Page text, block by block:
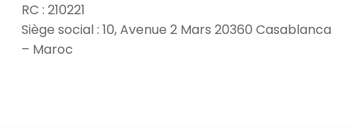
RC : 210221
Siège social : 10, Avenue 2 Mars 20360 Casablanca
– Maroc